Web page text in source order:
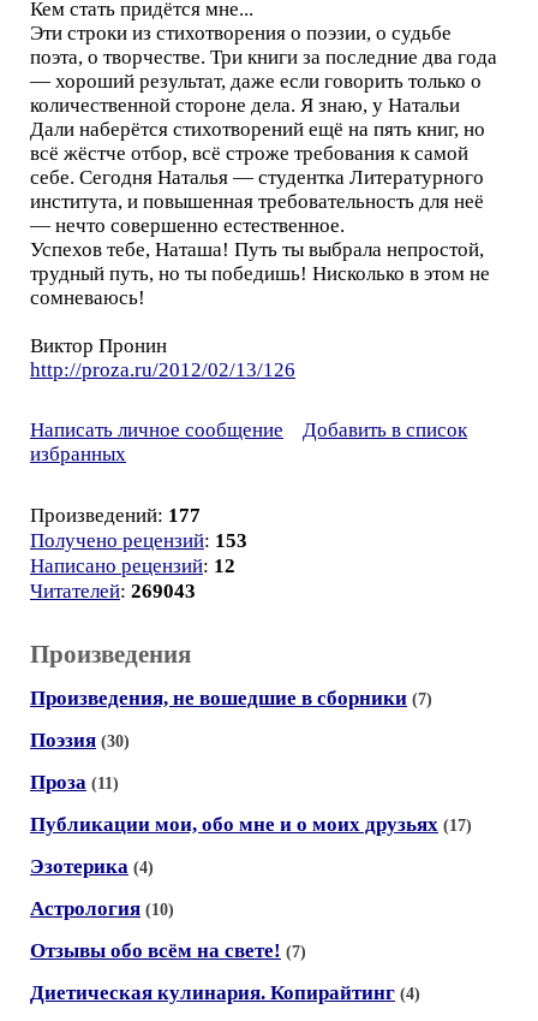
Кем стать придётся мне...
Эти строки из стихотворения о поэзии, о судьбе
поэта, о творчестве. Три книги за последние два года
— хороший результат, даже если говорить только о
количественной стороне дела. Я знаю, у Натальи
Дали наберётся стихотворений ещё на пять книг, но
всё жёстче отбор, всё строже требования к самой
себе. Сегодня Наталья — студентка Литературного
института, и повышенная требовательность для неё
— нечто совершенно естественное.
Успехов тебе, Наташа! Путь ты выбрала непростой,
трудный путь, но ты победишь! Нисколько в этом не
сомневаюсь!
Виктор Пронин
http://proza.ru/2012/02/13/126
Написать личное сообщение
Добавить в список
избранных
Произведений: 177
Получено рецензий: 153
Написано рецензий: 12
Читателей: 269043
Произведения
Произведения, не вошедшие в сборники (7)
Поэзия (30)
Проза (11)
Публикации мои, обо мне и о моих друзьях (17)
Эзотерика (4)
Астрология (10)
Отзывы обо всём на свете! (7)
Диетическая кулинария. Копирайтинг (4)